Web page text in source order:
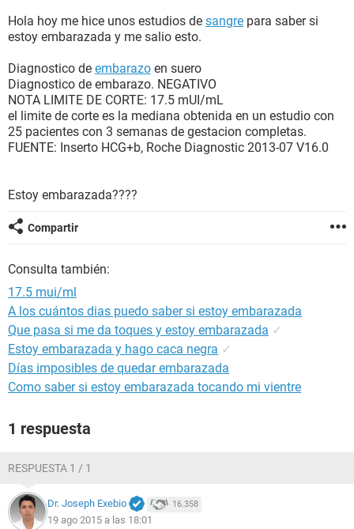
BIENESTAR
SEXUALIDAD
GLOSARIO
Hola hoy me hice unos estudios de sangre para saber si
estoy embarazada y me salio esto.
Diagnostico de embarazo en suero
Diagnostico de embarazo. NEGATIVO
NOTA LIMITE DE CORTE: 17.5 mUI/mL
el limite de corte es la mediana obtenida en un estudio con
25 pacientes con 3 semanas de gestacion completas.
FUENTE: Inserto HCG+b, Roche Diagnostic 2013-07 V16.0
Estoy embarazada????
Compartir
Consulta también:
17.5 mui/ml
A los cuántos dias puedo saber si estoy embarazada
Que pasa si me da toques y estoy embarazada ✓
Estoy embarazada y hago caca negra ✓
Días imposibles de quedar embarazada
Como saber si estoy embarazada tocando mi vientre
1 respuesta
RESPUESTA 1 / 1
Dr. Joseph Exebio 16.358
19 ago 2015 a las 18:01